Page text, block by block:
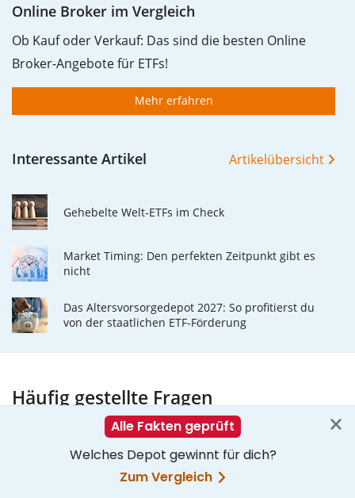
Online Broker im Vergleich
Ob Kauf oder Verkauf: Das sind die besten Online
Broker-Angebote für ETFs!
Mehr erfahren
Interessante Artikel Artikelübersicht
Gehebelte Welt-ETFs im Check
Market Timing: Den perfekten Zeitpunkt gibt es
nicht
Das Altersvorsorgedepot 2027: So profitierst du
von der staatlichen ETF-Förderung
Häufig gestellte Fragen
Wie lautet die WKN des Xtrackers S&P 500 UCITS
ETF 3C CHF hedged?